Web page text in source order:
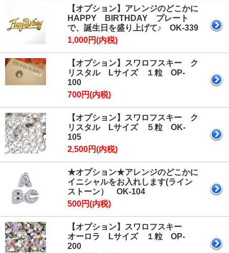
【オプション】アレンジのどこかに
HAPPY BIRTHDAY プレート
で、誕生日を盛り上げて♪ OK-339
1,000円(内税)
【オプション】スワロフスキー ク
リスタル Lサイズ １粒 OP-
100
700円(内税)
【オプション】スワロフスキー ク
リスタル Lサイズ ５粒 OK-
105
2,500円(内税)
★オプション★アレンジのどこかに
イニシャルをお入れします(ライン
ストーン） OK-104
500円(内税)
【オプション】スワロフスキー
オーロラ Lサイズ １粒 OP-
200